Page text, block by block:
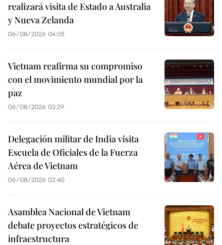
realizará visita de Estado a Australia
y Nueva Zelanda
06/08/2026 04:05
Vietnam reafirma su compromiso
con el movimiento mundial por la
paz
06/08/2026 03:29
Delegación militar de India visita
Escuela de Oficiales de la Fuerza
Aérea de Vietnam
06/08/2026 02:40
Asamblea Nacional de Vietnam
debate proyectos estratégicos de
infraestructura